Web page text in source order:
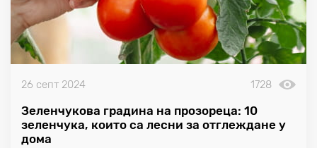
26 септ 2024 1728
Зеленчукова градина на прозореца: 10
зеленчука, които са лесни за отглеждане у
дома